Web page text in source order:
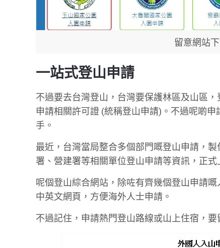
留意網站
一站式登山申請
不過要去台灣登山，台灣要保護林區及山區
申請相關許可證 (統稱登山申請)。不過呢啲
手。
最近，台灣當局整合多個部門嘅登山申請，製
署、營建署等相關單位登山申請等資訊，正式
呢個登山綜合網站，除咗有齊幾個登山申請
中英文網頁，方便海外人士申請。
不過記住，申請熱門登山路線或山上住宿，